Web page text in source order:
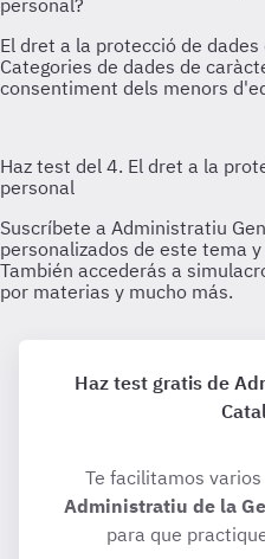
Haz test gratis de
Te facilitamos
Administratiu de la
para que